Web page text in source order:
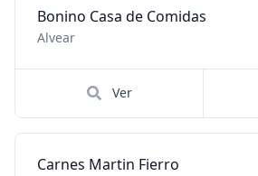
Bonino Casa de Comidas
Alvear
Ver
Carnes Martin Fierro